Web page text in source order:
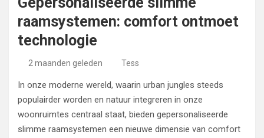
raamsystemen: comfort ontmoet
technologie
2 maanden geleden Tess
In onze moderne wereld, waarin urban jungles steeds
populairder worden en natuur integreren in onze
woonruimtes centraal staat, bieden gepersonaliseerde
slimme raamsystemen een nieuwe dimensie van comfort